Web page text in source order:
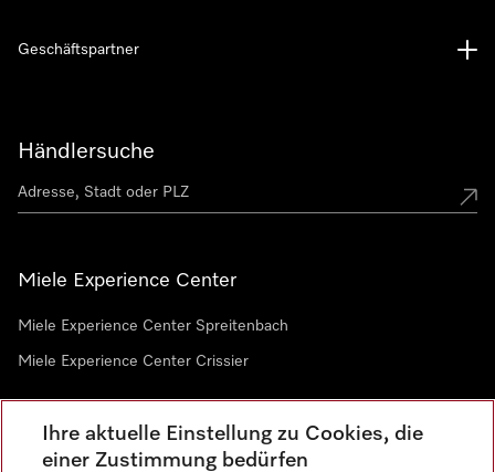
Händlersuche
Miele Experience Center
Miele Experience Center Spreitenbach
Miele Experience Center Crissier
Newsletter
Geschäftspartner
Ihre aktuelle Einstellung zu Cookies, die
einer Zustimmung bedürfen